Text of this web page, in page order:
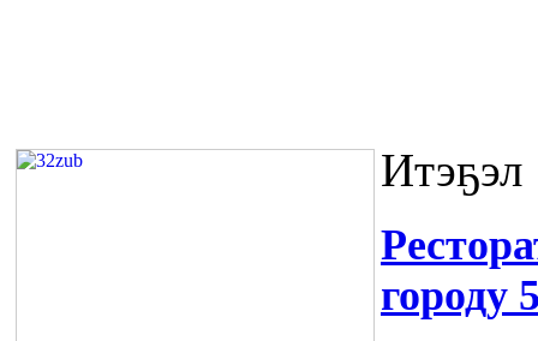
Итэҕэл
городу